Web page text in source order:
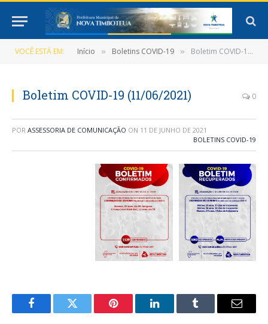
VOCÊ ESTÁ EM: Início » Boletins COVID-19 » Boletim COVID-19 (11/06/2021)
Boletim COVID-19 (11/06/2021) 0
POR ASSESSORIA DE COMUNICAÇÃO ON 11 DE JUNHO DE 2021
BOLETINS COVID-19
FacebookTwitter Pinterest LinkedInTumblr
E-